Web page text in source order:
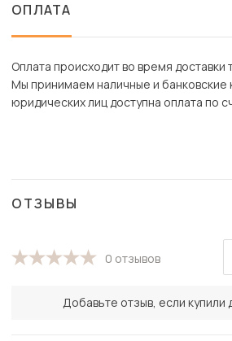
ОПЛАТА
Оплата происходит во время доставки
Мы принимаем наличные и банковские
юридических лиц доступна оплата по
ОТЗЫВЫ
0 отзывов
Добавьте отзыв, если купили